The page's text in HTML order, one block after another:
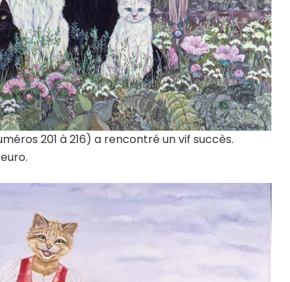
201 à 216) a rencontré un vif succès.